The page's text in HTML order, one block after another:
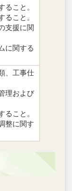
こと。
こと。
支援に関
に関する
、工事仕
理および
こと。
整に関す